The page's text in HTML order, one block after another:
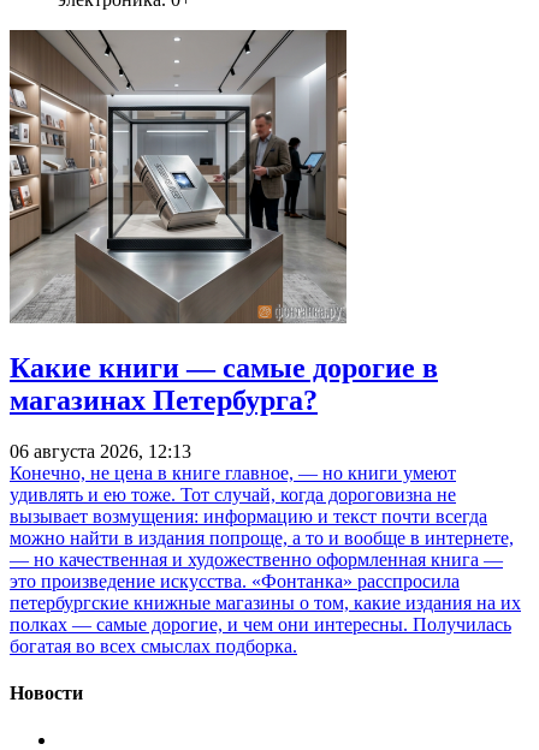
Какие книги — самые дорогие в
магазинах Петербурга?
06 августа 2026, 12:13
Конечно, не цена в книге главное, — но книги умеют
удивлять и ею тоже. Тот случай, когда дороговизна не
вызывает возмущения: информацию и текст почти всегда
можно найти в издания попроще, а то и вообще в интернете,
— но качественная и художественно оформленная книга —
это произведение искусства. «Фонтанка» расспросила
петербургские книжные магазины о том, какие издания на их
полках — самые дорогие, и чем они интересны. Получилась
богатая во всех смыслах подборка.
Новости